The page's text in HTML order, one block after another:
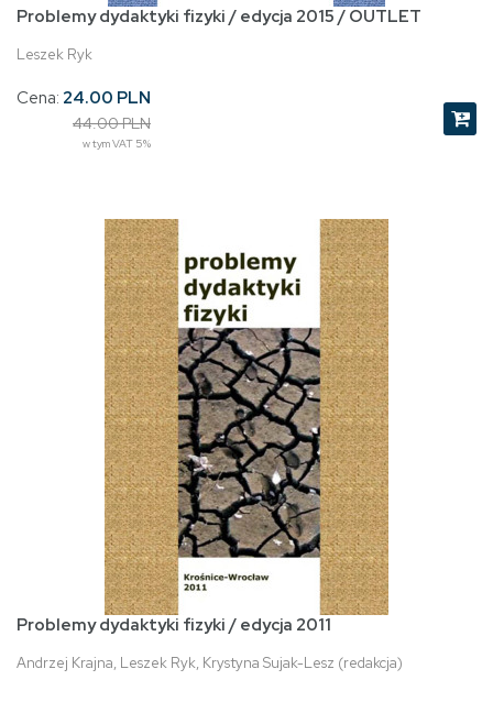
Problemy dydaktyki fizyki / edycja 2015 / OUTLET
Leszek Ryk
Cena: 24.00 PLN
44.00 PLN
w tym VAT 5%
Problemy dydaktyki fizyki / edycja 2011
Andrzej Krajna, Leszek Ryk, Krystyna Sujak-Lesz (redakcja)